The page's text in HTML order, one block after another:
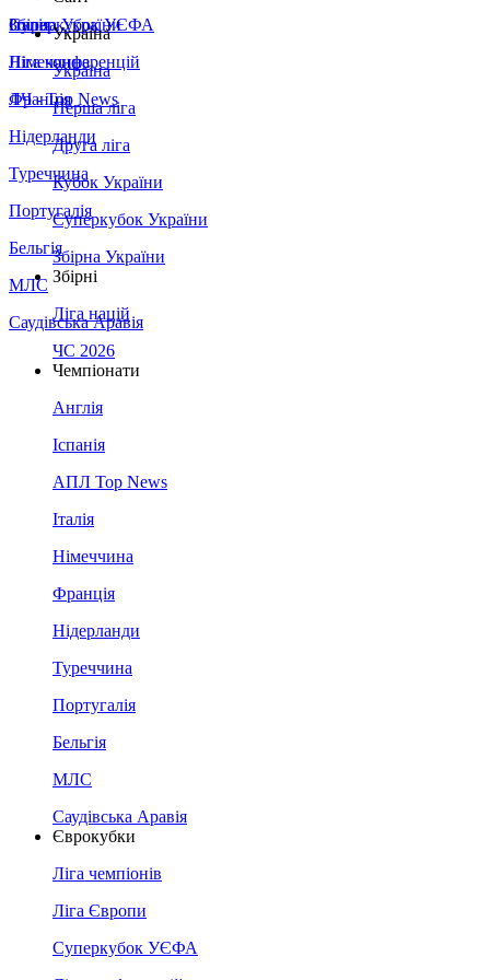
Збірна України
Італія
Німеччина
Франція
Нідерланди
Туреччина
Португалія
Бельгія
МЛС
Саудівська Аравія
Суперкубок УЄФА
Ліга конференцій
ЛЧ - Top News
Україна
Україна
Перша ліга
Друга ліга
Кубок України
Суперкубок України
Збірна України
Збірні
Ліга націй
ЧС 2026
Чемпіонати
Англія
Іспанія
АПЛ Top News
Італія
Німеччина
Франція
Нідерланди
Туреччина
Португалія
Бельгія
МЛС
Саудівська Аравія
Єврокубки
Ліга чемпіонів
Ліга Європи
Суперкубок УЄФА